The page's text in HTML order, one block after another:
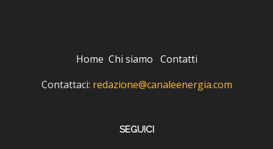
Home Chi siamo Contatti
Contattaci: redazione@canaleenergia.com
SEGUICI